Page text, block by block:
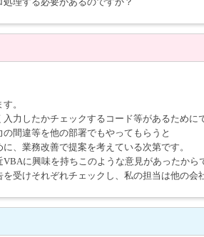
。
力したかチェックするコード等があるために
間違等を他の部署でもやってもらうと
、業務改善で提案を考えている次第です。
VBAに興味を持ちこのような意見があったから
受けそれぞれチェックし、私の担当は他の会